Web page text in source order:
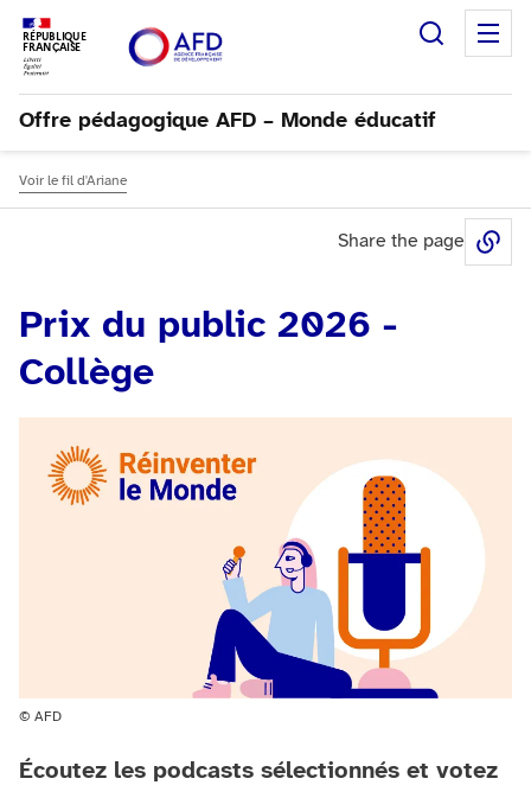
RÉPUBLIQUE
FRANÇAISE
Offre pédagogique AFD – Monde éducatif
Voir le fil d'Ariane
Share the page
Prix du public 2026 -
Collège
© AFD
Écoutez les podcasts sélectionnés et votez